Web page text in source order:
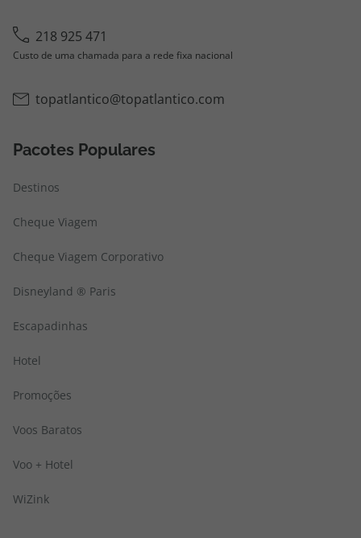
218 925 471
Custo de uma chamada para a rede fixa nacional
topatlantico@topatlantico.com
Pacotes Populares
Destinos
Cheque Viagem
Cheque Viagem Corporativo
Disneyland ® Paris
Escapadinhas
Hotel
Promoções
Voos Baratos
Voo + Hotel
WiZink